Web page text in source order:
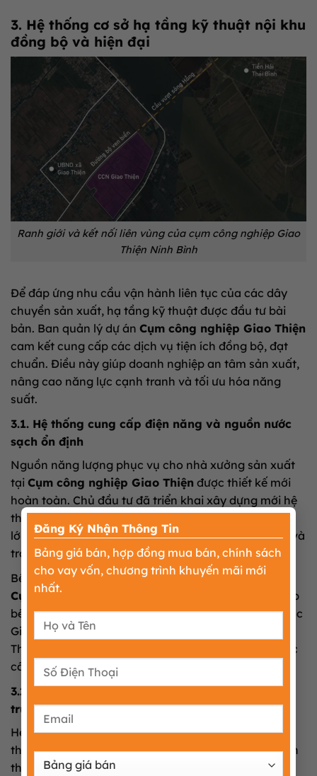
Đăng Ký Nhận Thông Tin
Bảng giá bán, hợp đồng mua bán, chính sách
cho vay vốn, chương trình khuyến mãi mới
nhất.
×
3. Hệ thống cơ sở hạ tầng kỹ thuật nội khu
đồng bộ và hiện đại
Ranh giới và kết nối liên vùng của cụm công nghiệp Giao
Thiện Ninh Bình
Để đáp ứng nhu cầu vận hành liên tục của các dây
chuyền sản xuất, hạ tầng kỹ thuật được đầu tư bài
bản. Ban quản lý dự án Cụm công nghiệp Giao Thiện
cam kết cung cấp các dịch vụ tiện ích đồng bộ, đạt
chuẩn. Điều này giúp doanh nghiệp an tâm sản xuất,
nâng cao năng lực cạnh tranh và tối ưu hóa năng
suất.
3.1. Hệ thống cung cấp điện năng và nguồn nước
sạch ổn định
Nguồn năng lượng phục vụ cho nhà xưởng sản xuất
tại Cụm công nghiệp Giao Thiện được thiết kế mới
hoàn toàn. Chủ đầu tư đã triển khai xây dựng mới hệ
thống gồm 02 trạm biến áp đạt công suất vận hành
lớn. Trong đó, trạm biến áp T1 đạt 320kVA-22/0,4kV và
trạm biến áp T2 đạt 250kVA-22/0,4kV.
Bên cạnh đó, nguồn nước cấp cho hoạt động của
Cụm công nghiệp Giao Thiện
được đấu nối trực tiếp
bền vững. Hệ thống lấy nguồn nước từ Nhà máy nước
Giao Thủy đặt tại địa bàn xã Giao Tiến, huyện Giao
Thủy. Nguồn nước sạch dồi dào luôn đảm bảo áp lực
cấp nước ổn định cho toàn bộ các cơ sở sản xuất.
3.2. Mạng lưới giao thông và hạ tầng xử lý môi
trường sinh thái
Hệ thống giao thông nội khu dự án được quy hoạch
theo dạng bàn cờ giúp phương tiện vận tải di chuyển
thuận tiện. Tuyến đường trục chính của
Cụm công